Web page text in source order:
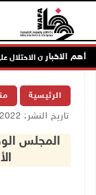
أهم الاخبار
"فتح": عدوان الاحتلال على
الرئيسية
تاريخ النشر: 24/09/2022 02:09 م
المجلس